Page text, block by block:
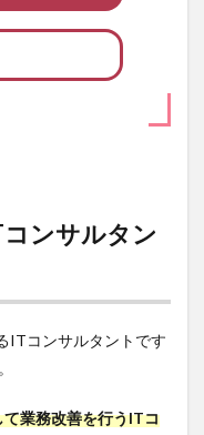
ンサルタン
ITコンサルタントです
業務改善を行うITコ